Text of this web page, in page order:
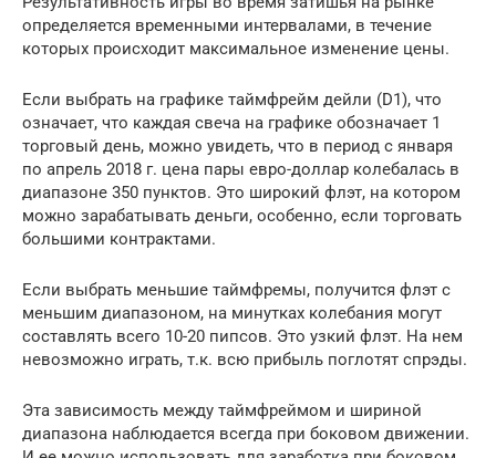
определяется временными интервалами, в течение
которых происходит максимальное изменение цены.
Если выбрать на графике таймфрейм дейли (D1), что
означает, что каждая свеча на графике обозначает 1
торговый день, можно увидеть, что в период с января
по апрель 2018 г. цена пары евро-доллар колебалась в
диапазоне 350 пунктов. Это широкий флэт, на котором
можно зарабатывать деньги, особенно, если торговать
большими контрактами.
Если выбрать меньшие таймфремы, получится флэт с
меньшим диапазоном, на минутках колебания могут
составлять всего 10-20 пипсов. Это узкий флэт. На нем
невозможно играть, т.к. всю прибыль поглотят спрэды.
Эта зависимость между таймфреймом и шириной
диапазона наблюдается всегда при боковом движении.